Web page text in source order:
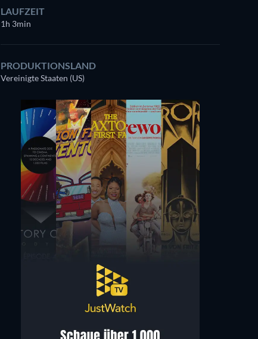
LAUFZEIT
1h 3min
PRODUKTIONSLAND
Vereinigte Staaten (US)